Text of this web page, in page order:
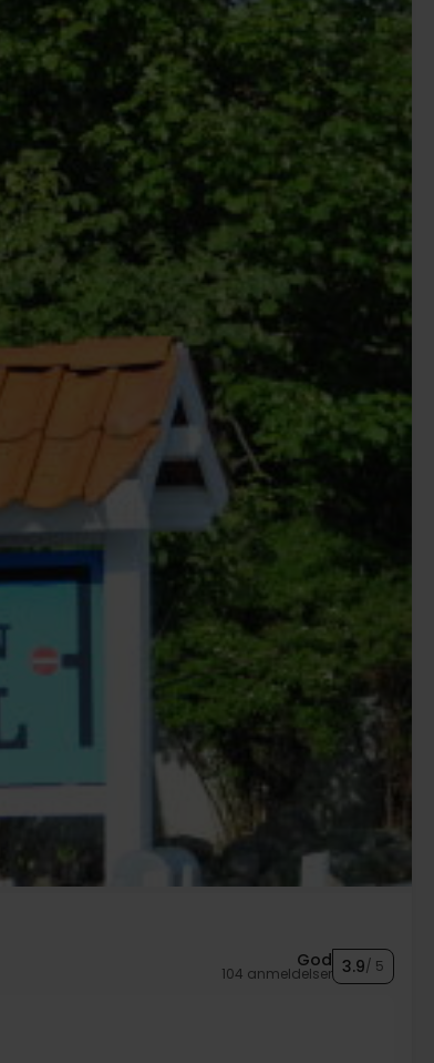
God
104 anmeldelser 3.9/ 5